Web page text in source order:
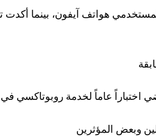
هواتف آيفون، بينما
اختباراً عاماً لخدمة روبوتاكسي
وبعض المؤثرين